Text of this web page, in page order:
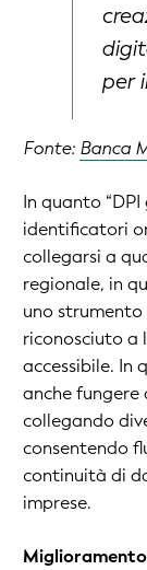
per
Fonte: Banca
In quanto
identificatori
collegarsi a
regionale, in
uno
riconosciuto a
accessibile. In
anche
collegando
consentendo
continuità di
imprese.